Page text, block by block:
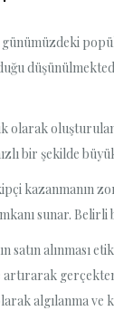
olarak
bir şekilde
kazanmanın
sunar.
satın alınması
artırarak
algılanma ve